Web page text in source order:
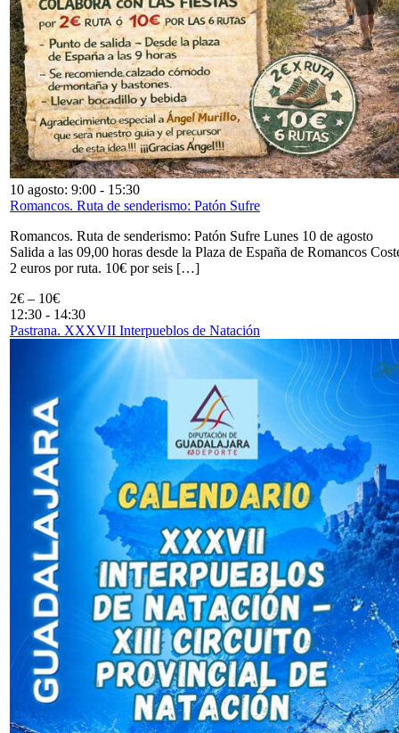
10 agosto: 9:00 - 15:30
Romancos. Ruta de senderismo: Patón Sufre
Romancos. Ruta de senderismo: Patón Sufre Lunes 10 de agosto
Salida a las 09,00 horas desde la Plaza de España de Romancos
2 euros por ruta. 10€ por seis […]
2€ – 10€
12:30 - 14:30
Pastrana. XXXVII Interpueblos de Natación